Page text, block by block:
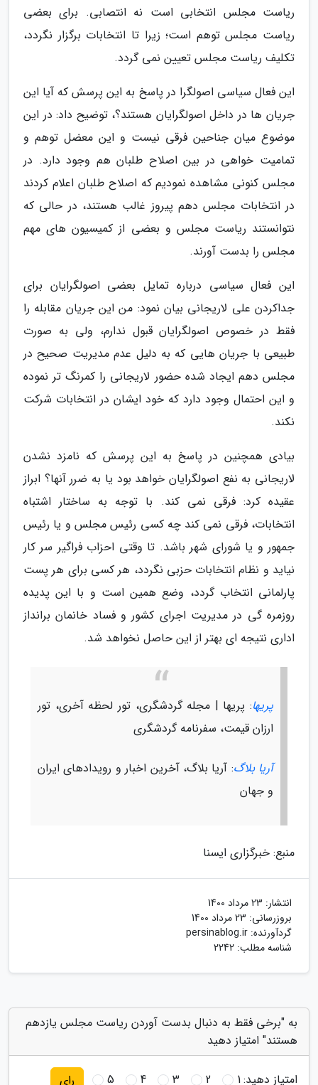
ریاست مجلس انتخابی است نه انتصابی. برای بعضی
ریاست مجلس توهم است؛ زیرا تا انتخابات برگزار نگردد،
تکلیف ریاست مجلس تعیین نمی گردد.
این فعال سیاسی اصولگرا در پاسخ به این پرسش که آیا این
جریان ها در داخل اصولگرایان هستند؟، توضیح داد: در این
موضوع میان جناحین فرقی نیست و این معضل توهم و
تمامیت خواهی در بین اصلاح طلبان هم وجود دارد. در
مجلس کنونی مشاهده نمودیم که اصلاح طلبان اعلام کردند
در انتخابات مجلس دهم پیروز غالب هستند، در حالی که
نتوانستند ریاست مجلس و بعضی از کمیسیون های مهم
مجلس را بدست آورند.
این فعال سیاسی درباره تمایل بعضی اصولگرایان برای
جداکردن علی لاریجانی بیان نمود: من این جریان مقابله را
فقط در خصوص اصولگرایان قبول ندارم، ولی به صورت
طبیعی با جریان هایی که به دلیل عدم مدیریت صحیح در
مجلس دهم ایجاد شده حضور لاریجانی را کمرنگ تر نموده
و این احتمال وجود دارد که خود ایشان در انتخابات شرکت
نکند.
بیادی همچنین در پاسخ به این پرسش که نامزد نشدن
لاریجانی به نفع اصولگرایان خواهد بود یا به ضرر آنها؟ ابراز
عقیده کرد: فرقی نمی کند. با توجه به ساختار اشتباه
انتخابات، فرقی نمی کند چه کسی رئیس مجلس و یا رئیس
جمهور و یا شورای شهر باشد. تا وقتی احزاب فراگیر سر کار
نیاید و نظام انتخابات حزبی نگردد، هر کسی برای هر پست
پارلمانی انتخاب گردد، وضع همین است و با این پدیده
روزمره گی در مدیریت اجرای کشور و فساد خانمان برانداز
اداری نتیجه ای بهتر از این حاصل نخواهد شد.
پریها: پریها | مجله گردشگری، تور لحظه آخری، تور
ارزان قیمت، سفرنامه گردشگری
آریا بلاگ: آریا بلاگ، آخرین اخبار و رویدادهای ایران
و جهان
منبع: خبرگزاری ایسنا
انتشار: 23 مرداد 1400
بروزرسانی: 23 مرداد 1400
گردآورنده: persinablog.ir
شناسه مطلب: 2242
به "برخی فقط به دنبال بدست آوردن ریاست مجلس یازدهم
هستند" امتیاز دهید
امتیاز دهید:1
2
3
4
5 رای